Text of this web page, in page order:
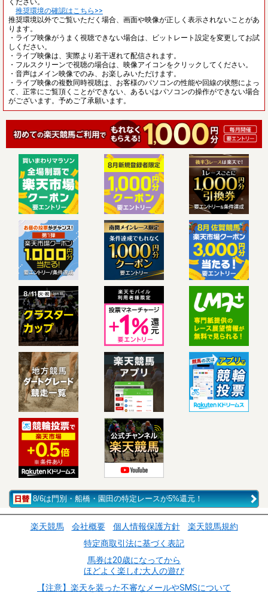
ください。
推奨環境の確認はこちら>>
推奨環境以外でご覧いただく場合、画面や映像が正しく表示されないことがあ
ります。
・ライブ映像がうまく視聴できない場合は、ビットレート設定を変更してお試
しください。
・ライブ映像は、実際より若干遅れて配信されます。
・フルスクリーンで視聴の場合は、映像アイコンをクリックしてください。
・音声はメイン映像でのみ、お楽しみいただけます。
・ライブ映像の複数同時視聴は、お客様のパソコンの性能や回線の状態によっ
て、正常にご覧頂くことができない、あるいはパソコンの操作ができない場合
がございます。予めご了承願います。
8/6は門別・船橋・園田の特定レースが5%還元！
楽天競馬 会社概要 個人情報保護方針
楽天競馬規約
特定商取引法に基づく表記
馬券は20歳になってから
ほどよく楽しむ大人の遊び
【注意】楽天を装った不審なメールやSMSについて